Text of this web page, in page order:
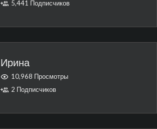
5,441 Подписчиков
Ирина
10,968 Просмотры
2 Подписчиков